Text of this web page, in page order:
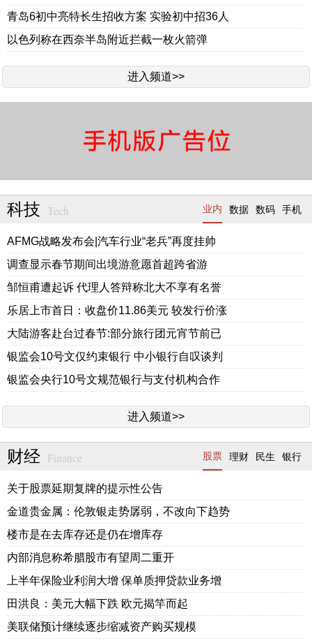
青岛6初中亮特长生招收方案 实验初中招36人
以色列称在西奈半岛附近拦截一枚火箭弹
进入频道>>
科技 Tech 业内 数据 数码 手机
AFMG战略发布会|汽车行业“老兵”再度挂帅
调查显示春节期间出境游意愿首超跨省游
邹恒甫遭起诉 代理人答辩称北大不享有名誉
乐居上市首日：收盘价11.86美元 较发行价涨
大陆游客赴台过春节:部分旅行团元宵节前已
银监会10号文仅约束银行 中小银行自叹谈判
银监会央行10号文规范银行与支付机构合作
进入频道>>
财经 Finance 股票 理财 民生 银行
关于股票延期复牌的提示性公告
金道贵金属：伦敦银走势孱弱，不改向下趋势
楼市是在去库存还是仍在增库存
内部消息称希腊股市有望周二重开
上半年保险业利润大增 保单质押贷款业务增
田洪良：美元大幅下跌 欧元揭竿而起
美联储预计继续逐步缩减资产购买规模